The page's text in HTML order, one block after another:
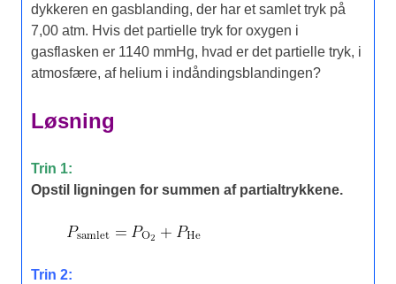
dykkeren en gasblanding, der har et samlet tryk på
7,00 atm. Hvis det partielle tryk for oxygen i
gasflasken er 1140 mmHg, hvad er det partielle tryk, i
atmosfære, af helium i indåndingsblandingen?
Løsning
Trin 1:
Opstil ligningen for summen af partialtrykkene.
Trin 2: